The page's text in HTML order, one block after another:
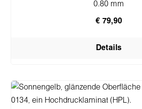
0.80 mm
€ 79,90
Details